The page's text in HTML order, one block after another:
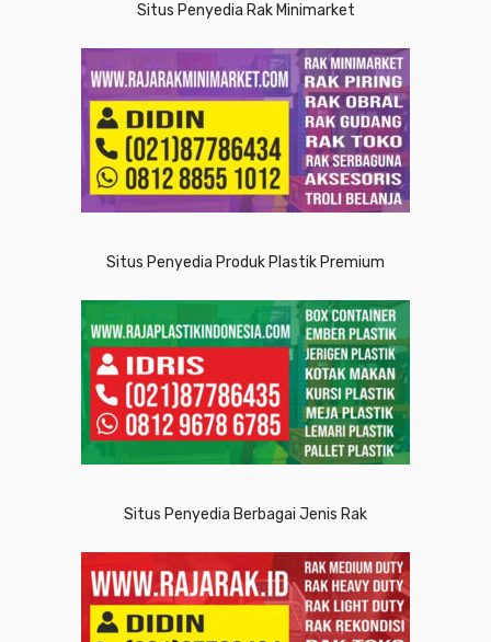
Situs Penyedia Rak Minimarket
Situs Penyedia Produk Plastik Premium
Situs Penyedia Berbagai Jenis Rak